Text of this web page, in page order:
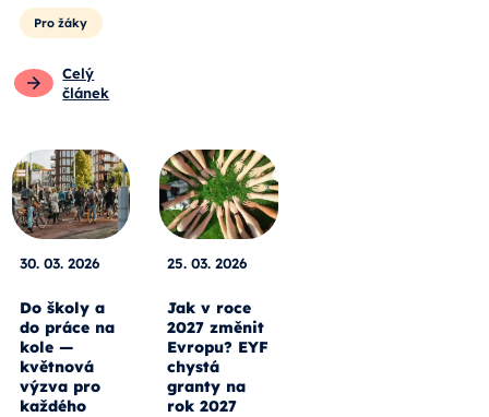
Pro žáky
Celý
článek
30. 03. 2026
Do školy a
do práce na
kole —
květnová
výzva pro
každého
25. 03. 2026
Jak v roce
2027 změnit
Evropu? EYF
chystá
granty na
rok 2027